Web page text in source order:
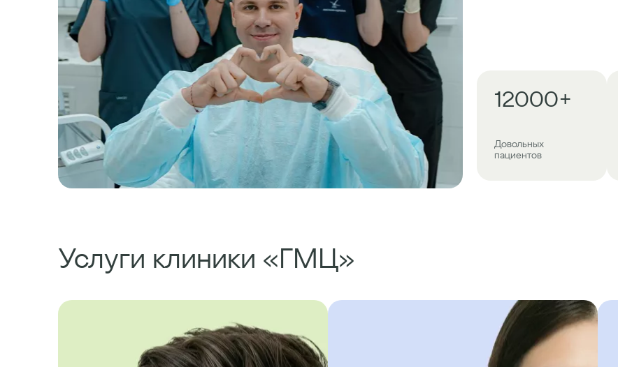
12000+
Довольных
пациентов
Услуги клиники «ГМЦ»